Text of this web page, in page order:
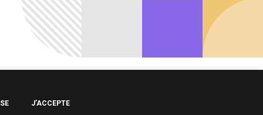
J’ACCEPTE